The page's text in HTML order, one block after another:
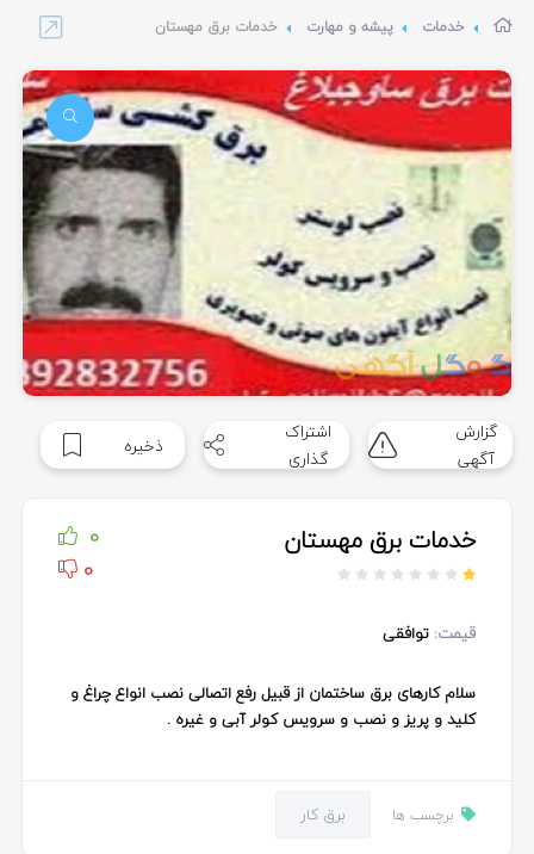
خدمات پیشه و مهارت خدمات برق مهستان
گزارش
آگهی
اشتراک
گذاری
ذخیره
خدمات برق مهستان
0
0
قیمت: توافقی
سلام کارهای برق ساختمان از قبیل رفع اتصالی نصب انواع چراغ و
کلید و پریز و نصب و سرویس کولر آبی و غیره .
برچسب ها برق کار